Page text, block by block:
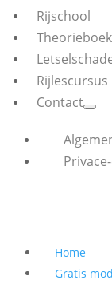
Rijschool
Theorieboek
Rijlescursus
Contact
Home
Gratis